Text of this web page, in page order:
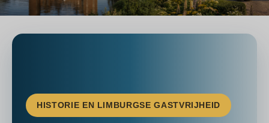
HISTORIE EN LIMBURGSE GASTVRIJHEID